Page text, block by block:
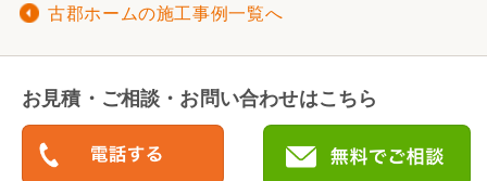
古郡ホームの施工事例一覧へ
お見積・ご相談・お問い合わせはこちら